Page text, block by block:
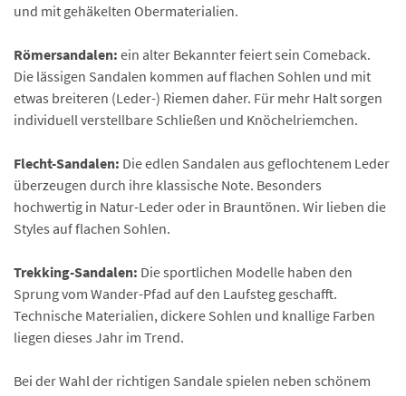
und mit gehäkelten Obermaterialien.
Römersandalen: ein alter Bekannter feiert sein Comeback.
Die lässigen Sandalen kommen auf flachen Sohlen und mit
etwas breiteren (Leder-) Riemen daher. Für mehr Halt sorgen
individuell verstellbare Schließen und Knöchelriemchen.
Flecht-Sandalen: Die edlen Sandalen aus geflochtenem Leder
überzeugen durch ihre klassische Note. Besonders
hochwertig in Natur-Leder oder in Brauntönen. Wir lieben die
Styles auf flachen Sohlen.
Trekking-Sandalen: Die sportlichen Modelle haben den
Sprung vom Wander-Pfad auf den Laufsteg geschafft.
Technische Materialien, dickere Sohlen und knallige Farben
liegen dieses Jahr im Trend.
Bei der Wahl der richtigen Sandale spielen neben schönem